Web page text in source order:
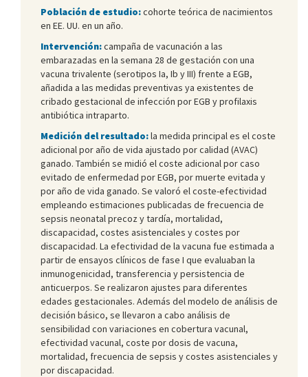
Población de estudio:cohorte teórica de nacimientos
en EE. UU. en un año.
Intervención:campaña de vacunación a las
embarazadas en la semana 28 de gestación con una
vacuna trivalente (serotipos Ia, Ib y III) frente a EGB,
añadida a las medidas preventivas ya existentes de
cribado gestacional de infección por EGB y profilaxis
antibiótica intraparto.
Medición del resultado:la medida principal es el coste
adicional por año de vida ajustado por calidad (AVAC)
ganado. También se midió el coste adicional por caso
evitado de enfermedad por EGB, por muerte evitada y
por año de vida ganado. Se valoró el coste-efectividad
empleando estimaciones publicadas de frecuencia de
sepsis neonatal precoz y tardía, mortalidad,
discapacidad, costes asistenciales y costes por
discapacidad. La efectividad de la vacuna fue estimada a
partir de ensayos clínicos de fase I que evaluaban la
inmunogenicidad, transferencia y persistencia de
anticuerpos. Se realizaron ajustes para diferentes
edades gestacionales. Además del modelo de análisis de
decisión básico, se llevaron a cabo análisis de
sensibilidad con variaciones en cobertura vacunal,
efectividad vacunal, coste por dosis de vacuna,
mortalidad, frecuencia de sepsis y costes asistenciales y
por discapacidad.